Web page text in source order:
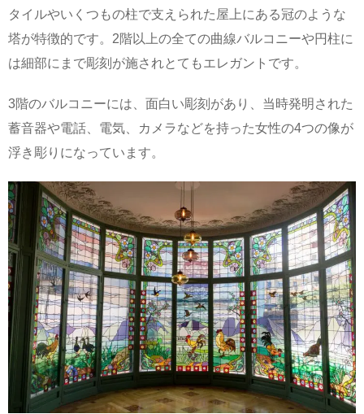
タイルやいくつもの柱で支えられた屋上にある冠のような
塔が特徴的です。2階以上の全ての曲線バルコニーや円柱に
は細部にまで彫刻が施されとてもエレガントです。
3階のバルコニーには、面白い彫刻があり、当時発明された
蓄音器や電話、電気、カメラなどを持った女性の4つの像が
浮き彫りになっています。